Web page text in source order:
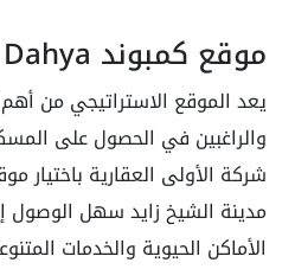
موقع كمبوند Dahya الشيخ زايد
يعد الموقع الاستراتيجي من
والراغبين في الحصول على
شركة الأولى العقارية
مدينة الشيخ زايد سهل الوصول
الأماكن الحيوية والخدمات